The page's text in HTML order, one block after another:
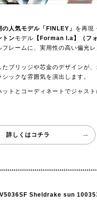
の人気モデル「FINLEY」 を再現
トンモデル 【Forman l.a】（フ
レームに、実用性の高い偏光
ブリッジや芯金のデザインが
ックな雰囲気を演出します。
トとコーディネートでジャスト
詳しくはコチラ
Sheldrake sun